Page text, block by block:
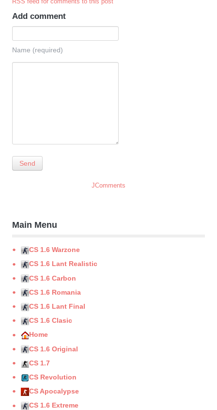
Add comment
Name (required)
Send
JComments
Main Menu
CS 1.6 Warzone
CS 1.6 Lant Realistic
CS 1.6 Carbon
CS 1.6 Romania
CS 1.6 Lant Final
CS 1.6 Clasic
Home
CS 1.6 Original
CS 1.7
CS Revolution
CS Apocalypse
CS 1.6 Extreme